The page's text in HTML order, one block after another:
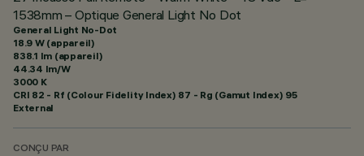
1538mm – Optique General Light No Dot
General Light No-Dot
18.9 W (appareil)
838.1 lm (appareil)
44.34 lm/W
3000 K
CRI 82 - Rf (Colour Fidelity Index) 87 - Rg (Gamut Index) 95
External
CONÇU PAR